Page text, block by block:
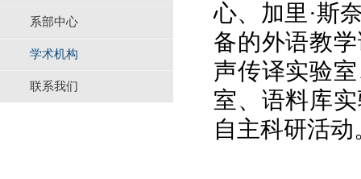
系部中心
学术机构
联系我们
心、加里·斯
备的外语教
声传译实验
室、语料库
自主科研活动